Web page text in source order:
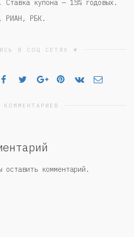
купона — 15% годовых.
РИАН, РБК.
В СОЦ СЕТЯХ ☀
КОММЕНТАРИЕВ
оставить комментарий.